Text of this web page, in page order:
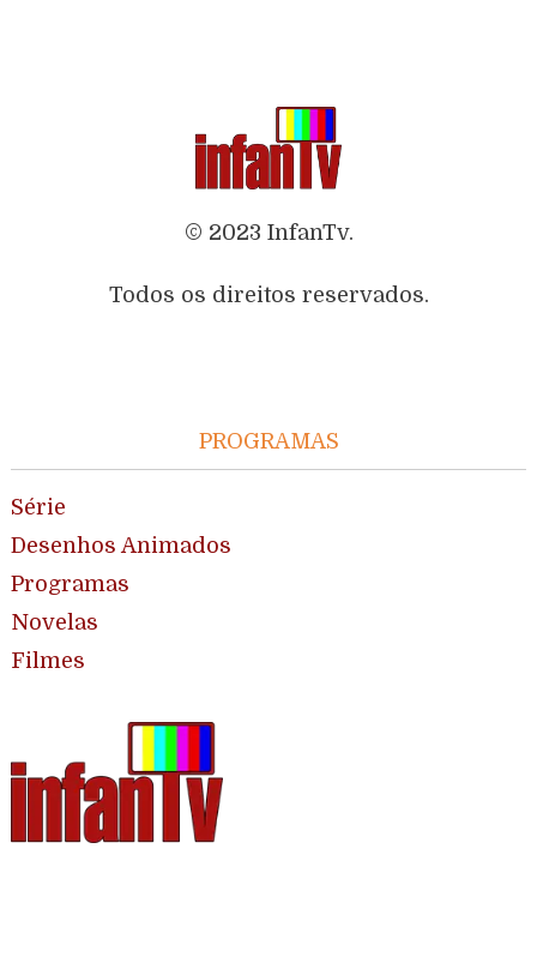
© 2023 InfanTv.
Todos os direitos reservados.
PROGRAMAS
Série
Desenhos Animados
Programas
Novelas
Filmes